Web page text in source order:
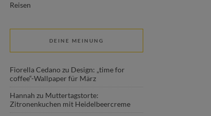
Reisen
DEINE MEINUNG
Fiorella Cedano zu Design: „time for
coffee“-Wallpaper für März
Hannah zu Muttertagstorte:
Zitronenkuchen mit Heidelbeercreme